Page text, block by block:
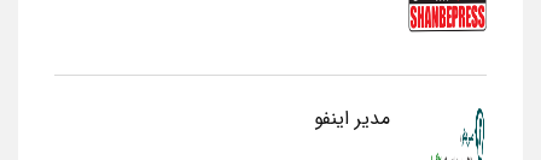
مدیر اینفو